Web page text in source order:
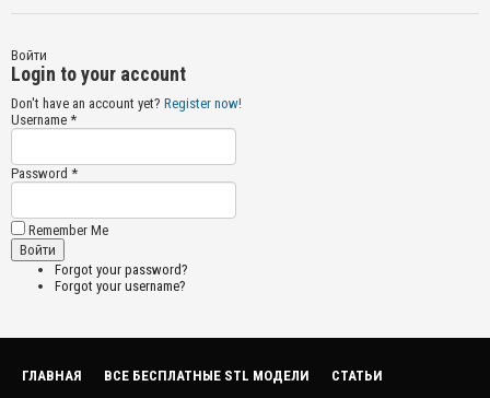
Войти
Login to your account
Don't have an account yet? Register now!
Username *
Password *
Remember Me
Forgot your password?
Forgot your username?
ГЛАВНАЯ ВСЕ БЕСПЛАТНЫЕ STL МОДЕЛИ СТАТЬИ